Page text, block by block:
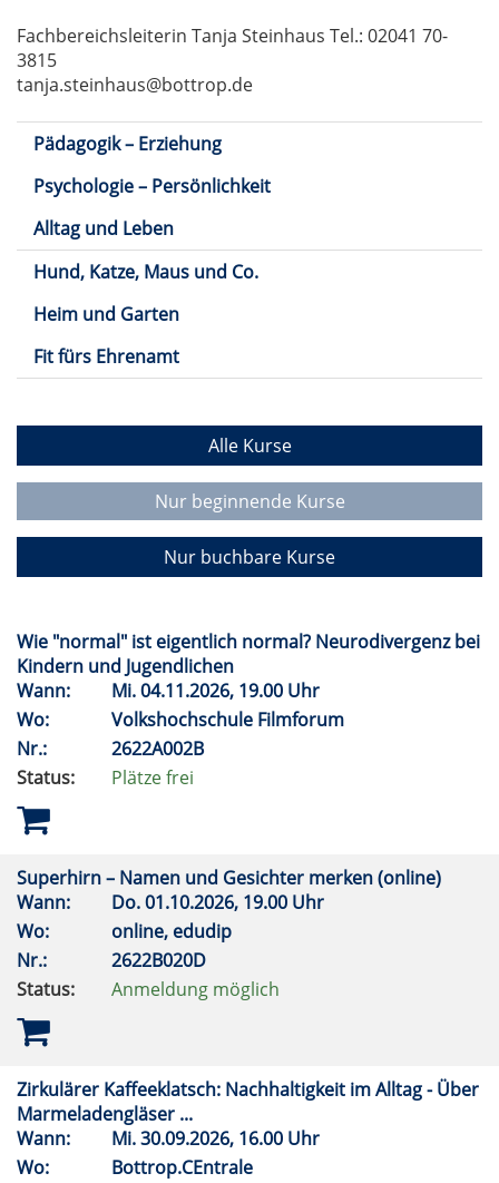
Fachbereichsleiterin Tanja Steinhaus Tel.: 02041 70-
3815
tanja.steinhaus@bottrop.de
Pädagogik – Erziehung
Psychologie – Persönlichkeit
Alltag und Leben
Hund, Katze, Maus und Co.
Heim und Garten
Fit fürs Ehrenamt
Alle Kurse
Nur beginnende Kurse
Nur buchbare Kurse
Wie "normal" ist eigentlich normal? Neurodivergenz bei
Kindern und Jugendlichen
Wann:
Mi.04.11.2026, 19.00 Uhr
Wo:
Volkshochschule Filmforum
Nr.:
2622A002B
Status:
Plätze frei
Superhirn – Namen und Gesichter merken (online)
Wann:
Do.01.10.2026, 19.00 Uhr
Wo:
online, edudip
Nr.:
2622B020D
Status:
Anmeldung möglich
Zirkulärer Kaffeeklatsch: Nachhaltigkeit im Alltag - Über
Marmeladengläser ...
Wann:
Mi.30.09.2026, 16.00 Uhr
Wo:
Bottrop.CEntrale